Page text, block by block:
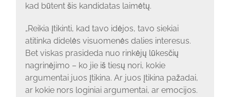
kad būtent šis kandidatas laimėtų.
„Reikia įtikinti, kad tavo idėjos, tavo siekiai
atitinka didelės visuomenės dalies interesus.
Bet viskas prasideda nuo rinkėjų lūkesčių
nagrinėjimo – ko jie iš tiesų nori, kokie
argumentai juos įtikina. Ar juos įtikina pažadai,
ar kokie nors loginiai argumentai, ar emocijos.